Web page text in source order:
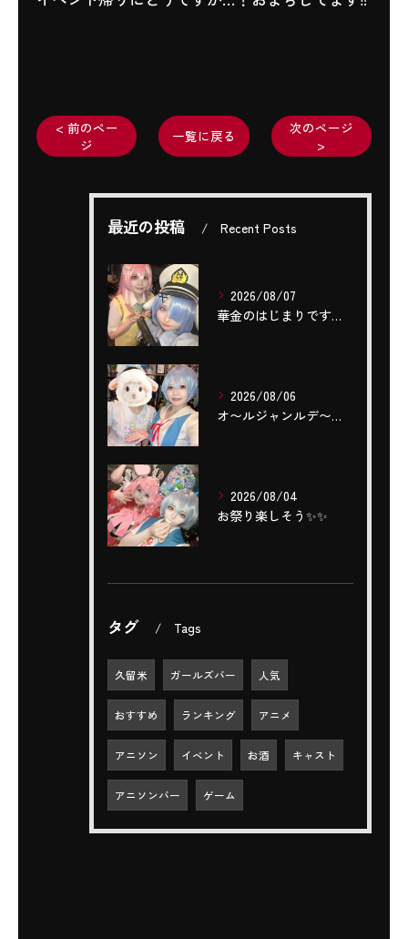
< 前のペー
ジ
一覧に戻る
次のページ
>
最近の投稿 Recent Posts
2026/08/07
華金のはじまりですね(,,- -,,)❤️‍🔥❤️‍🔥❤️‍...
2026/08/06
‎オ〜ルジャンルデ〜〜🎤٩(ˊОˋ*)🎶
2026/08/04
お祭り楽しそう✨️✨️
タグ Tags
久留米 ガールズバー 人気
おすすめ ランキング アニメ
アニソン イベント お酒 キャスト
アニソンバー ゲーム